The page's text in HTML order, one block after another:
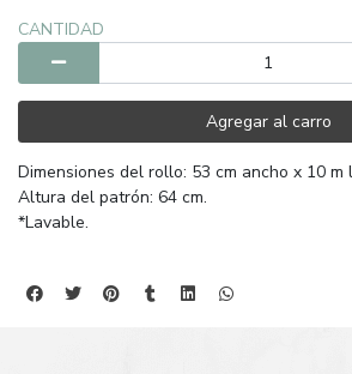
CANTIDAD
Agregar al carro
Dimensiones del rollo: 53 cm ancho x 10 m
Altura del patrón: 64 cm.
*Lavable.